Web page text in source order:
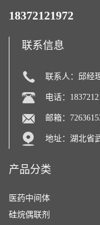
18372121972
联系信息
联系人：邱经
电话：
邮箱：
地址：湖北省
产品分类
医药中间体
硅烷偶联剂